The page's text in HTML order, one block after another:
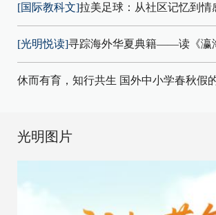
[国际教科文]拉美足球：从社区记忆到情
[光明悦读]寻踪海外华夏典籍——读《瀛
休而有育，知行共生 国外中小学春秋假
光明图片